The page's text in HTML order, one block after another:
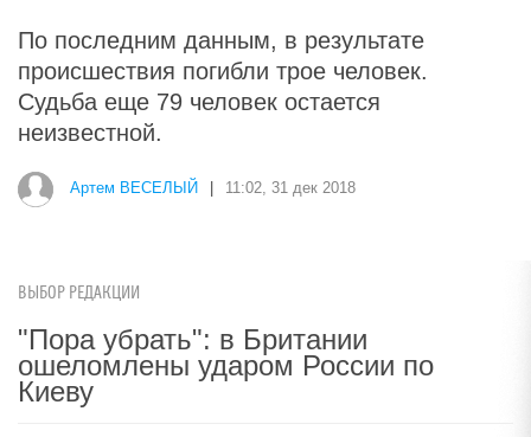
По последним данным, в результате
происшествия погибли трое человек.
Судьба еще 79 человек остается
неизвестной.
Артем ВЕСЕЛЫЙ 11:02, 31 дек 2018
ВЫБОР РЕДАКЦИИ
"Пора убрать": в Британии
ошеломлены ударом России по
Киеву